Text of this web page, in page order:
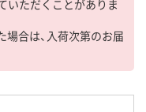
いただくことがありま
場合は、入荷次第のお届